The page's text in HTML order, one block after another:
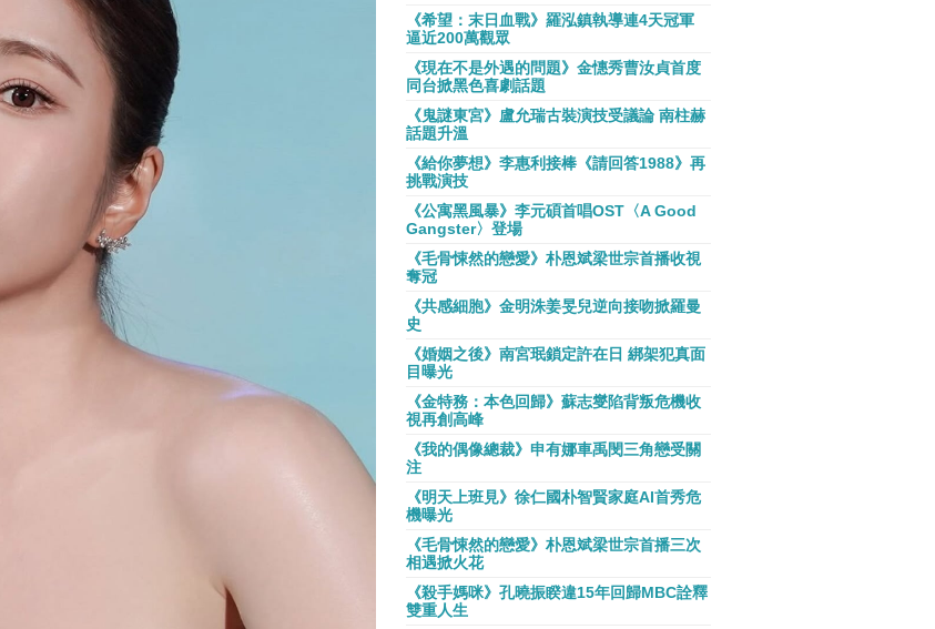
《希望：末日血戰》羅泓鎮執導連4天冠軍
逼近200萬觀眾
《現在不是外遇的問題》金憓秀曹汝貞首度
同台掀黑色喜劇話題
《鬼謎東宮》盧允瑞古裝演技受議論 南柱赫
話題升溫
《給你夢想》李惠利接棒《請回答1988》再
挑戰演技
《公寓黑風暴》李元碩首唱OST〈A Good
Gangster〉登場
《毛骨悚然的戀愛》朴恩斌梁世宗首播收視
奪冠
《共感細胞》金明洙姜旻兒逆向接吻掀羅曼
史
《婚姻之後》南宮珉鎖定許在日 綁架犯真面
目曝光
《金特務：本色回歸》蘇志燮陷背叛危機收
視再創高峰
《我的偶像總裁》申有娜車禹閔三角戀受關
注
《明天上班見》徐仁國朴智賢家庭AI首秀危
機曝光
《毛骨悚然的戀愛》朴恩斌梁世宗首播三次
相遇掀火花
《殺手媽咪》孔曉振睽違15年回歸MBC詮釋
雙重人生